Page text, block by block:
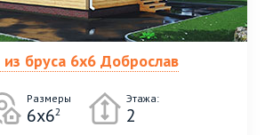
бруса 6х6 Доброслав
Размеры
6х62
Этажа:
2